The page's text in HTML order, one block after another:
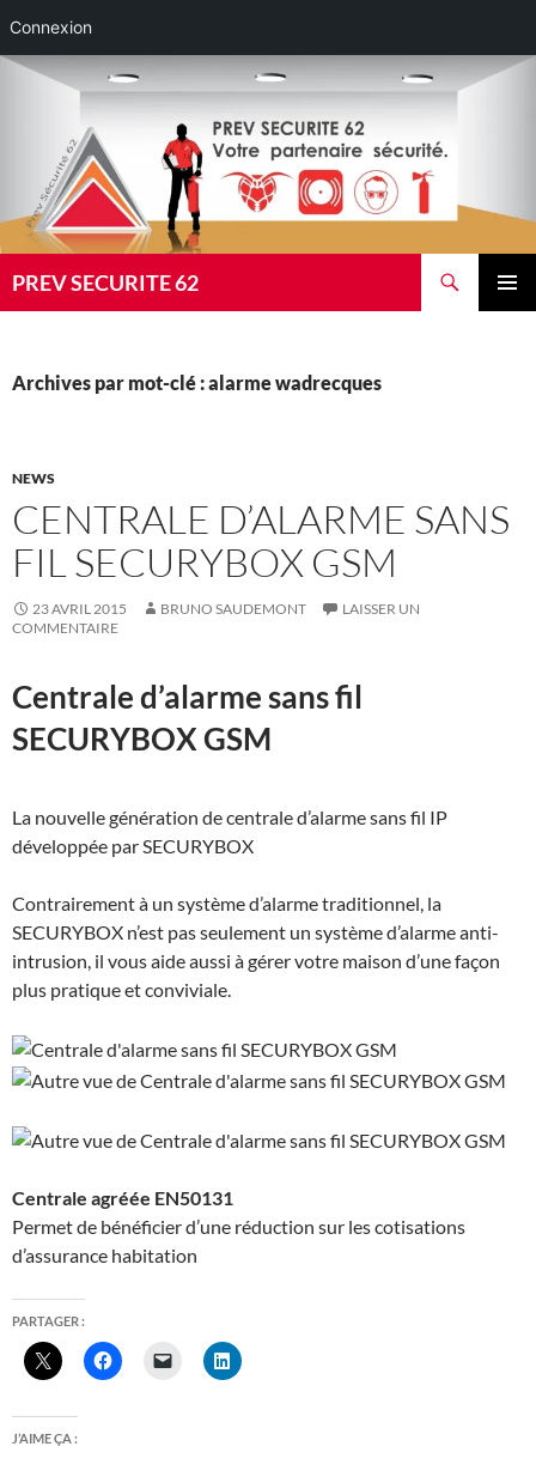
Connexion
Aller
PREV SECURITE 62
Archives par mot-clé : alarme wadrecques
NEWS
CENTRALE D’ALARME SANS
FIL SECURYBOX GSM
23 AVRIL 2015 BRUNO SAUDEMONT
LAISSER UN
COMMENTAIRE
Centrale d’alarme sans fil
SECURYBOX GSM
La nouvelle génération de centrale d’alarme sans fil IP
développée par SECURYBOX
Contrairement à un système d’alarme traditionnel, la
SECURYBOX n’est pas seulement un système d’alarme anti-
intrusion, il vous aide aussi à gérer votre maison d’une façon
plus pratique et conviviale.
Centrale agréée EN50131
Permet de bénéficier d’une réduction sur les cotisations
d’assurance habitation
PARTAGER :
J’AIME ÇA :